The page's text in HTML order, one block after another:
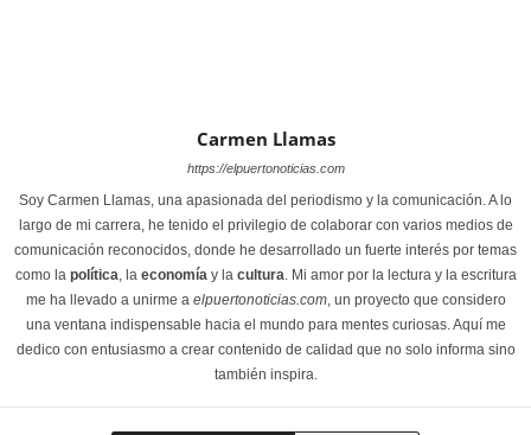
Carmen Llamas
https://elpuertonoticias.com
Soy Carmen Llamas, una apasionada del periodismo y la comunicación. A lo
largo de mi carrera, he tenido el privilegio de colaborar con varios medios de
comunicación reconocidos, donde he desarrollado un fuerte interés por temas
como la política, la economíay la cultura. Mi amor por la lectura y la escritura
me ha llevado a unirme a elpuertonoticias.com, un proyecto que considero
una ventana indispensable hacia el mundo para mentes curiosas. Aquí me
dedico con entusiasmo a crear contenido de calidad que no solo informa sino
también inspira.